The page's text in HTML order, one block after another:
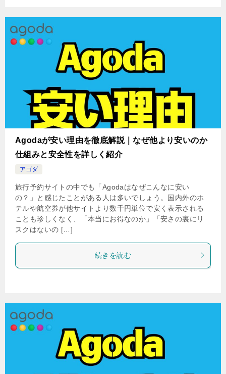
Agodaが安い理由を徹底解説｜なぜ他より安いのか
仕組みと安全性を詳しく紹介
アゴダ
旅行予約サイトの中でも「Agodaはなぜこんなに安い
の？」と感じたことがある人は多いでしょう。国内外のホ
テルや航空券が他サイトより数千円単位で安く表示される
ことも珍しくなく、「本当にお得なのか」「安さの裏にリ
スクはないの […]
続きを読む